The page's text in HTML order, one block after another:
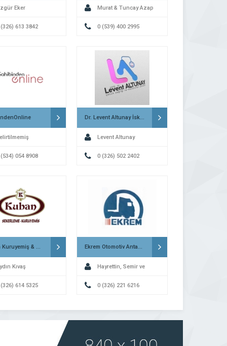
Eker
613 3842
Murat & Tuncay Azap
0 (539) 400 2995
054 8908
Dr. Levent Altunay İskenderun
Levent Altunay
0 (326) 502 2402
Kuban Kuruyemiş & Şekerleme İskenderun
Kıvaş
614 5325
Ekrem Otomotiv Antakya
Hayrettin, Semir ve
Ferhat Kondakçı
0 (326) 221 6216